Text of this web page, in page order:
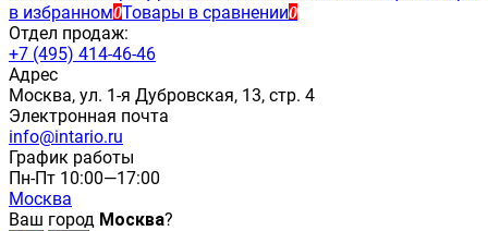
в избранном0Товары в сравнении0
Отдел продаж:
+7 (495) 414-46-46
Адрес
Москва, ул. 1-я Дубровская, 13, стр. 4
Электронная почта
info@intario.ru
График работы
Пн-Пт 10:00—17:00
Москва
Ваш город Москва?